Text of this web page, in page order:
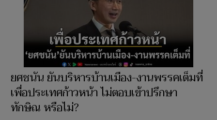
ยศชนัน ยันบริหารบ้านเมือง-งานพรรคเต็มที่
เพื่อประเทศก้าวหน้า ไม่ตอบเข้าปรึกษา
ทักษิณ หรือไม่?